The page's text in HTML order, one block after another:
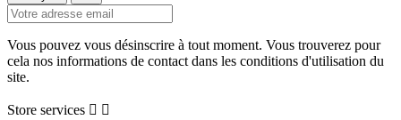
Vous pouvez vous désinscrire à tout moment. Vous trouverez pour
cela nos informations de contact dans les conditions d'utilisation du
site.
Store services  